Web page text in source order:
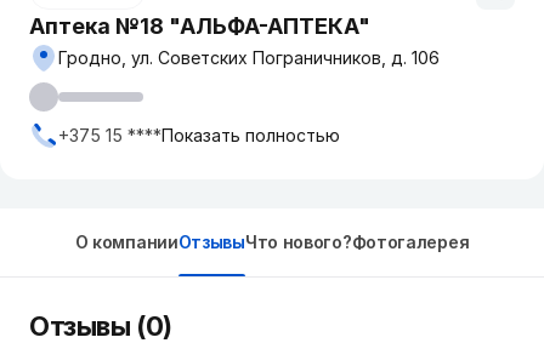
Аптека №18 "АЛЬФА-АПТЕКА"
Гродно, ул. Советских Пограничников, д. 106
+375 15 ****Показать полностью
О компанииОтзывыЧто нового?Фотогалерея
Отзывы (0)